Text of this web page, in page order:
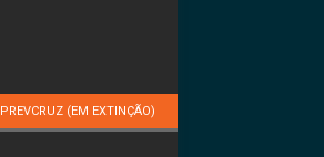
PREVCRUZ (EM EXTINÇÃO)